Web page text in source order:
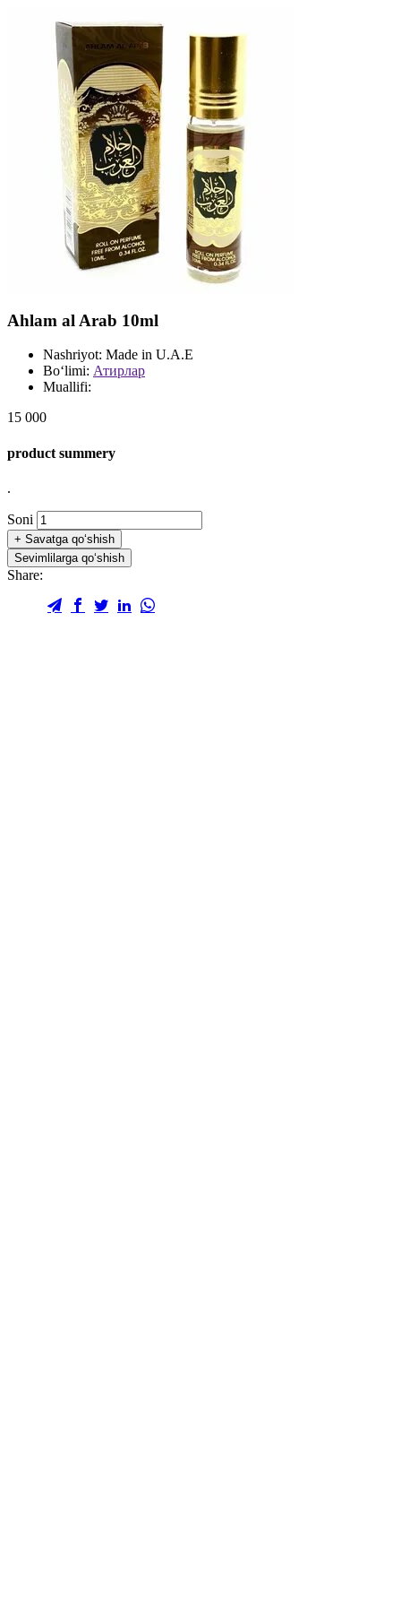
Ahlam al Arab 10ml
Nashriyot: Made in U.A.E
Bo‘limi: Атирлар
Muallifi:
15 000
product summery
.
Soni
+ Savatga qo‘shish
Sevimlilarga qo‘shish
Share: